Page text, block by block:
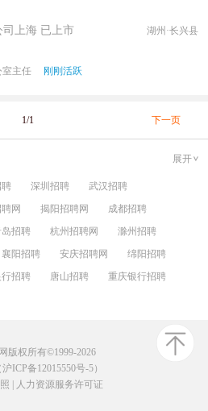
上海 已上市 湖州·长兴县
室主任 刚刚活跃
1/1 下一页
展开
聘 深圳招聘
武汉招聘
网 揭阳招聘网
成都招聘
招聘 杭州招聘网
滁州招聘
襄阳招聘 安庆招聘网
绵阳招聘
招聘 唐山招聘
重庆银行招聘
版权所有©1999-2026
ICP备12015550号-5）
人力资源服务许可证